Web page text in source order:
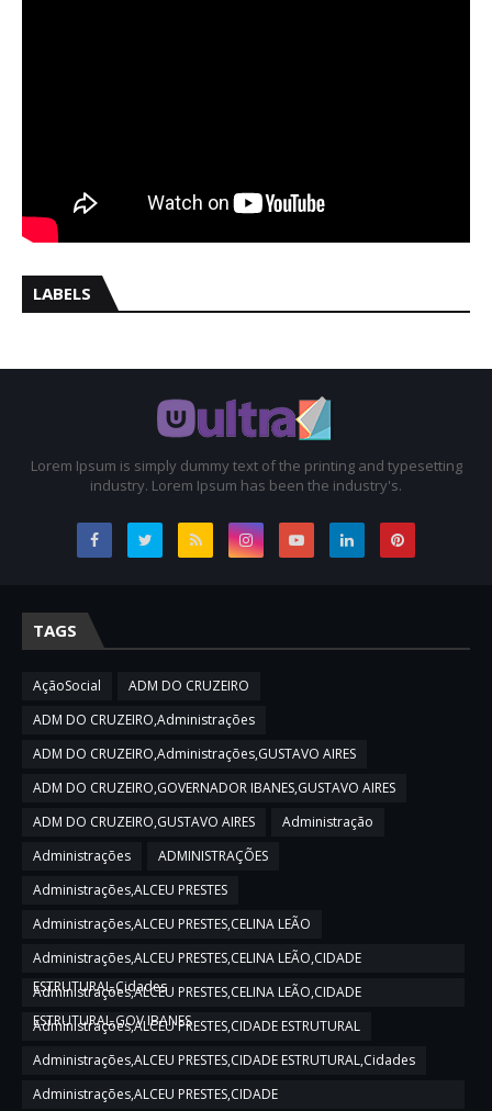
LABELS
Lorem Ipsum is simply dummy text of the printing and typesetting
industry. Lorem Ipsum has been the industry's.
TAGS
AçãoSocial
ADM DO CRUZEIRO
ADM DO CRUZEIRO,Administrações
ADM DO CRUZEIRO,Administrações,GUSTAVO AIRES
ADM DO CRUZEIRO,GOVERNADOR IBANES,GUSTAVO AIRES
ADM DO CRUZEIRO,GUSTAVO AIRES
Administração
Administrações
ADMINISTRAÇÕES
Administrações,ALCEU PRESTES
Administrações,ALCEU PRESTES,CELINA LEÃO
Administrações,ALCEU PRESTES,CELINA LEÃO,CIDADE
ESTRUTURAL,Cidades
Administrações,ALCEU PRESTES,CELINA LEÃO,CIDADE
ESTRUTURAL,GOV IBANES
Administrações,ALCEU PRESTES,CIDADE ESTRUTURAL
Administrações,ALCEU PRESTES,CIDADE ESTRUTURAL,Cidades
Administrações,ALCEU PRESTES,CIDADE